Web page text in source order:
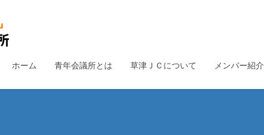
ホーム 青年会議所とは 草津ＪＣについて メンバー紹介